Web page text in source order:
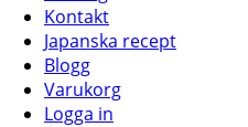
Kontakt
Japanska recept
Blogg
Varukorg
Logga in